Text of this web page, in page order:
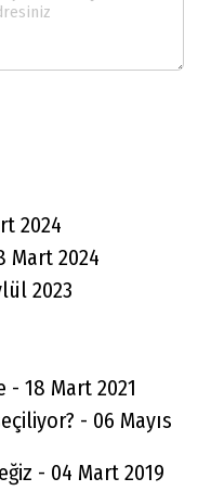
2024
Mart 2024
2023
- 18 Mart 2021
- 06 Mayıs
- 04 Mart 2019